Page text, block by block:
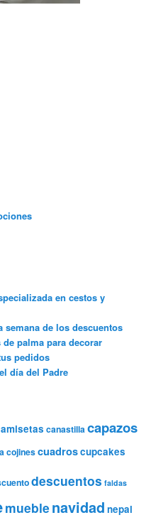
en cestos y
semana de los descuentos
palma para decorar
pedidos
día del Padre
canastillacapazos
cojinescuadroscupcakes
descuentos faldas
mueblenavidad nepal